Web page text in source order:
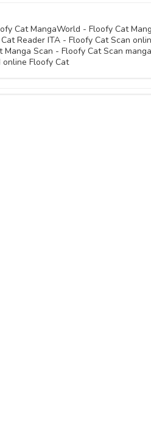
Cat MangaWorld - Floofy Cat
Reader ITA - Floofy Cat Scan
Scan - Floofy Cat Scan
Floofy Cat